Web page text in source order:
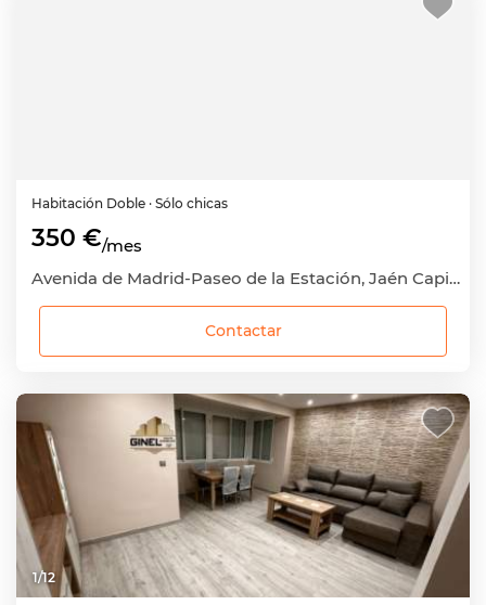
Habitación Doble · Sólo chicas
350 €/mes
Avenida de Madrid-Paseo de la Estación, Jaén Capital, Jaén
Contactar
1/12